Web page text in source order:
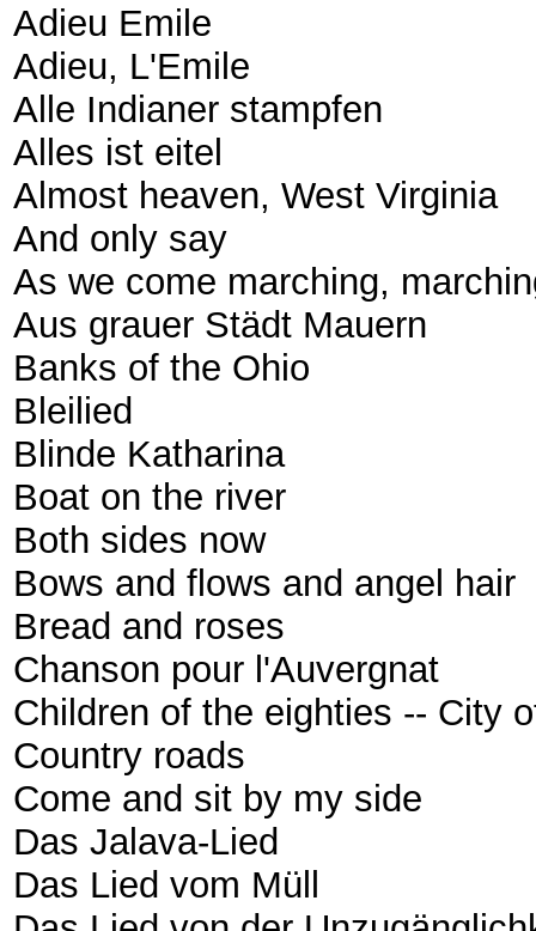
Adieu Emile
Adieu, L'Emile
Alle Indianer stampfen
Alles ist eitel
Almost heaven, West Virginia
And only say
As we come marching,
Aus grauer Städt Mauern
Banks of the Ohio
Bleilied
Blinde Katharina
Boat on the river
Both sides now
Bows and flows and angel hair
Bread and roses
Chanson pour l'Auvergnat
Children of the eighties -- City
Country roads
Come and sit by my side
Das Jalava-Lied
Das Lied vom Müll